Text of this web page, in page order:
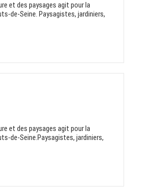
et des paysages agit pour la
de-Seine. Paysagistes, jardiniers,
et des paysages agit pour la
de-Seine.Paysagistes, jardiniers,